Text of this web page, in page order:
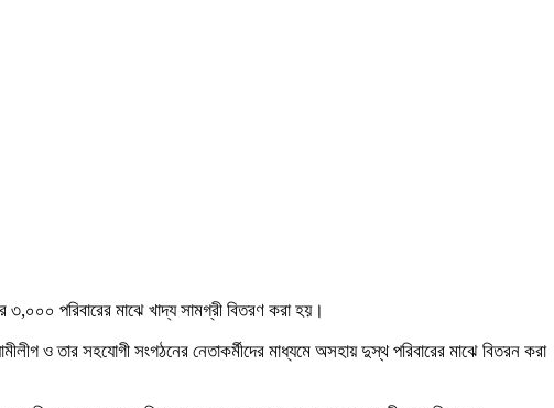
পরিবারের মাঝে খাদ্য সামগ্রী বিতরণ করা হয়।
ও তার সহযোগী সংগঠনের নেতাকর্মীদের মাধ্যমে অসহায় দুস্থ পরিবারের মাঝে বিতরন করা